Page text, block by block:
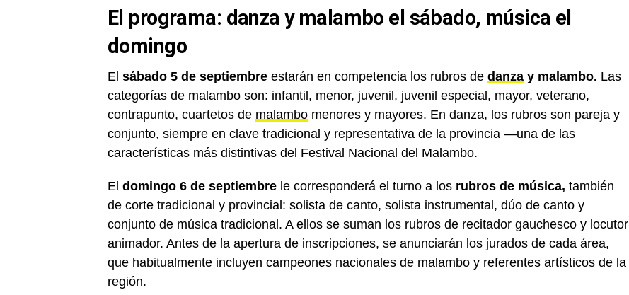
El programa: danza y malambo el sábado, música el
domingo
El sábado 5 de septiembre estarán en competencia los rubros de danza y malambo. Las
categorías de malambo son: infantil, menor, juvenil, juvenil especial, mayor, veterano,
contrapunto, cuartetos de malambo menores y mayores. En danza, los rubros son pareja y
conjunto, siempre en clave tradicional y representativa de la provincia —una de las
características más distintivas del Festival Nacional del Malambo.
El domingo 6 de septiembre le corresponderá el turno a los rubros de música, también
de corte tradicional y provincial: solista de canto, solista instrumental, dúo de canto y
conjunto de música tradicional. A ellos se suman los rubros de recitador gauchesco y locutor
animador. Antes de la apertura de inscripciones, se anunciarán los jurados de cada área,
que habitualmente incluyen campeones nacionales de malambo y referentes artísticos de la
región.